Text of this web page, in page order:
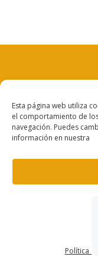
Esta página web utiliza
el comportamiento de
navegación. Puedes
información en nuestra
Política
Política de
Política de cookies
©